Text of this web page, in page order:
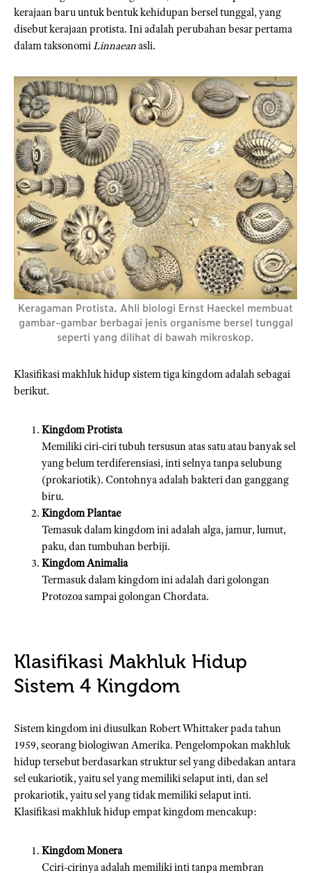
kerajaan baru untuk bentuk kehidupan bersel tunggal, yang
disebut kerajaan protista. Ini adalah perubahan besar pertama
dalam taksonomiLinnaeanasli.
Keragaman Protista. Ahli biologi Ernst Haeckel membuat
gambar-gambar berbagai jenis organisme bersel tunggal
seperti yang dilihat di bawah mikroskop.
Klasifikasi makhluk hidup sistem tiga kingdom adalah sebagai
berikut.
Kingdom Protista
Memiliki ciri-ciri tubuh tersusun atas satu atau banyak sel
yang belum terdiferensiasi, inti selnya tanpa selubung
(prokariotik). Contohnya adalah bakteri dan ganggang
biru.
Kingdom Plantae
Temasuk dalam kingdom ini adalah alga, jamur, lumut,
paku, dan tumbuhan berbiji.
Kingdom Animalia
Termasuk dalam kingdom ini adalah dari golongan
Protozoa sampai golongan Chordata.
Klasifikasi Makhluk Hidup
Sistem 4 Kingdom
Sistem kingdom ini diusulkan Robert Whittaker pada tahun
1959, seorang biologiwan Amerika. Pengelompokan makhluk
hidup tersebut berdasarkan struktur sel yang dibedakan antara
sel eukariotik, yaitu sel yang memiliki selaput inti, dan sel
prokariotik, yaitu sel yang tidak memiliki selaput inti.
Klasifikasi makhluk hidup empat kingdom mencakup:
Kingdom Monera
Cciri-cirinya adalah memiliki inti tanpa membran